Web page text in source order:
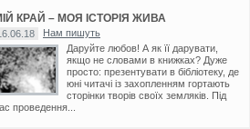
КРАЙ – МОЯ ІСТОРІЯ ЖИВА
Нам пишуть
Даруйте любов! А як її дарувати,
якщо не словами в книжках? Дуже
просто: презентувати в бібліотеку, де
юні читачі із захопленням гортають
сторінки творів своїх земляків. Під
проведення...